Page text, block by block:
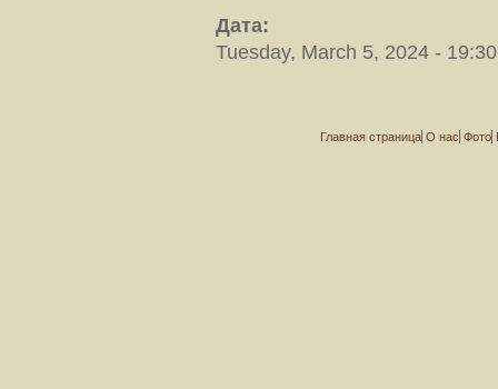
Дата:
Tuesday, March 5, 2024 - 19:30
Главная страница О нас Фото